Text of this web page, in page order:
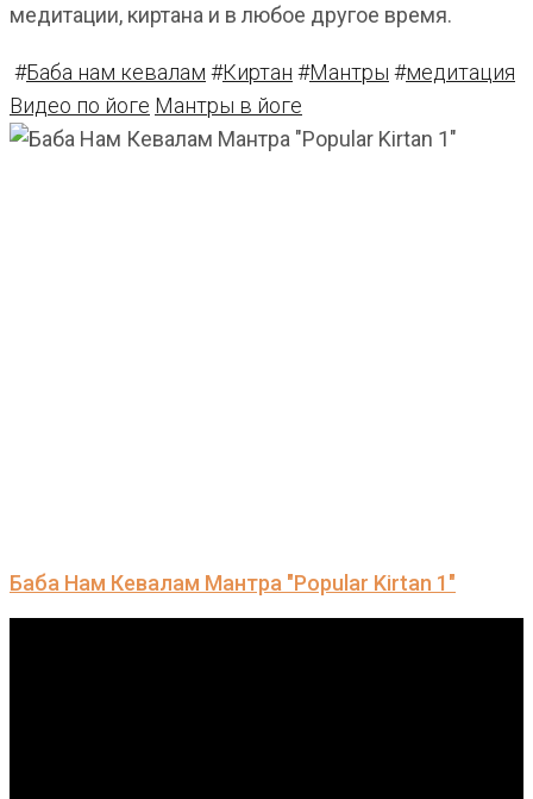
медитации, киртана и в любое другое время.
#Баба нам кевалам #Киртан #Мантры #медитация
Видео по йоге Мантры в йоге
Баба Нам Кевалам Мантра "Popular Kirtan 1"